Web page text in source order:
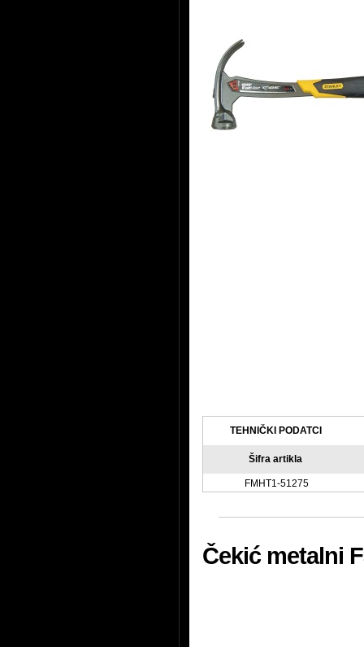
TEHNIČKI PODATCI
Šifra artikla
FMHT1-51275
Čekić metalni